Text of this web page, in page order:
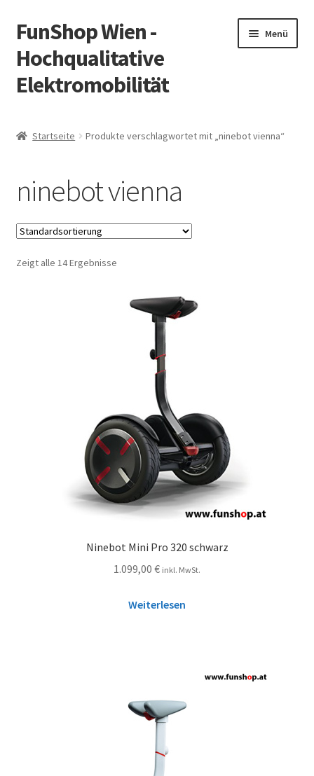
Zur
Navigation
springen
Zum
Inhalt
springen
FunShop Wien -
Hochqualitative
Elektromobilität
Menü
öffnen
Vorsicht Internetbetrug
Über FunShop
Impressum
Zum Onlineshop in der Web Version
Startseite Produkte verschlagwortet mit „ninebot vienna“
ninebot vienna
Zeigt alle 14 Ergebnisse
Ninebot Mini Pro 320 schwarz
1.099,00 € inkl. MwSt.
Weiterlesen